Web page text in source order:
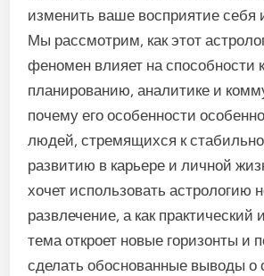
изменить ваше восприятие
Мы рассмотрим, как этот
феномен влияет на способности
планированию, аналитике и
почему его особенности
людей, стремящихся к
развитию в карьере и личной
хочет использовать астрологию
развлечение, а как практический
тема откроет новые горизонты и
сделать обоснованные выводы о